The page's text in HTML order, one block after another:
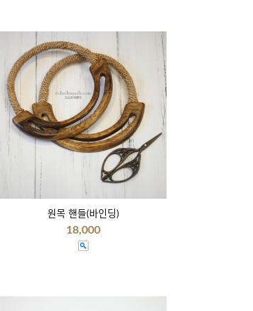
원목 핸들(바인딩)
18,000